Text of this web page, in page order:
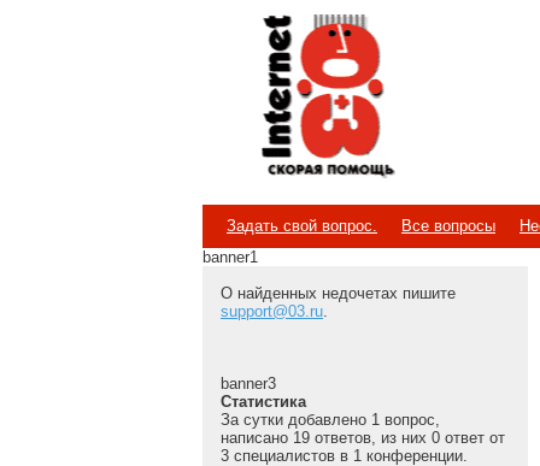
Internet
Скорая помощь
Задать свой вопрос. Все вопросы
banner1
О найденных недочетах пишите
support@03.ru.
banner3
Статистика
За сутки добавлено 1 вопрос,
написано 19 ответов, из них 0 ответ от
3 специалистов в 1 конференции.